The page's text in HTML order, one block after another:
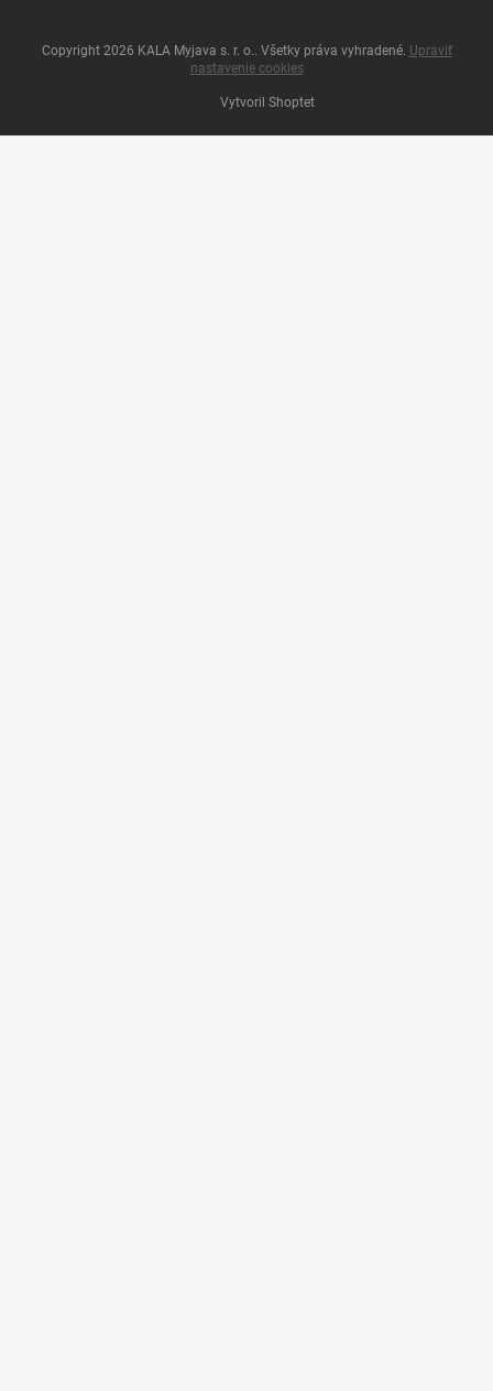
Vytvoril Shoptet
Copyright 2026 KALA Myjava s. r. o.. Všetky práva vyhradené. Upraviť
nastavenie cookies